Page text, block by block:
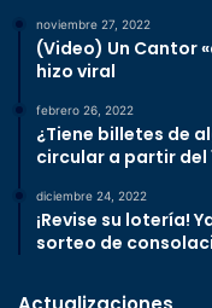
noviembre 27, 2022
(Video) Un Cantor
hizo viral
febrero 26, 2022
¿Tiene billetes de
circular a partir del
diciembre 24, 2022
¡Revise su lotería!
sorteo de